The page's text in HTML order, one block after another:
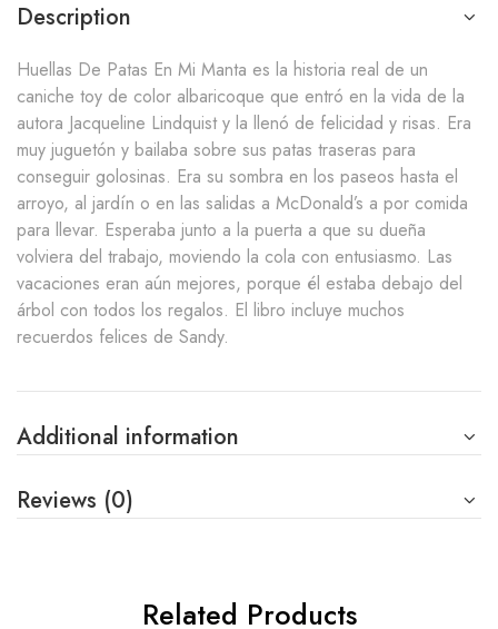
Description
Huellas De Patas En Mi Manta es la historia real de un
caniche toy de color albaricoque que entró en la vida de la
autora Jacqueline Lindquist y la llenó de felicidad y risas. Era
muy juguetón y bailaba sobre sus patas traseras para
conseguir golosinas. Era su sombra en los paseos hasta el
arroyo, al jardín o en las salidas a McDonald’s a por comida
para llevar. Esperaba junto a la puerta a que su dueña
volviera del trabajo, moviendo la cola con entusiasmo. Las
vacaciones eran aún mejores, porque él estaba debajo del
árbol con todos los regalos. El libro incluye muchos
recuerdos felices de Sandy.
Additional information
Reviews (0)
Related Products